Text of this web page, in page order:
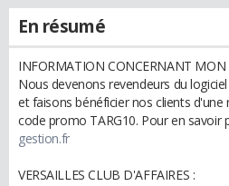
En résumé
INFORMATION CONCERNANT MON
Nous devenons revendeurs du
et faisons bénéficier nos clients d'une
code promo TARG10. Pour en savoir
gestion.fr
VERSAILLES CLUB D'AFFAIRES :